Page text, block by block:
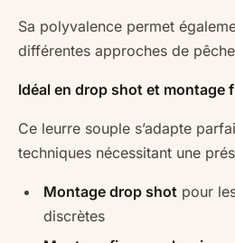
Sa polyvalence permet
différentes approches de
Idéal en drop shot et montage
Ce leurre souple s’adapte
techniques nécessitant une
Montage drop shot pour
discrètes